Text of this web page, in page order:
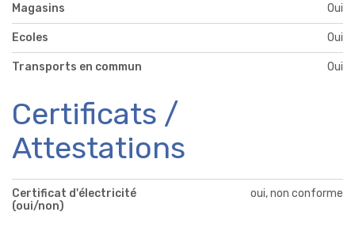
Magasins Oui
Ecoles Oui
Transports en commun Oui
Certificats /
Attestations
Certificat d'électricité
(oui/non)
oui, non conforme